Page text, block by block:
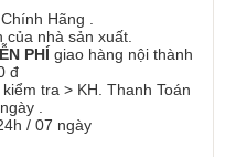
Hãng .
nhà sản xuất.
PHÍ giao hàng nội thành
đ
tra > KH. Thanh Toán
.
/ 07 ngày